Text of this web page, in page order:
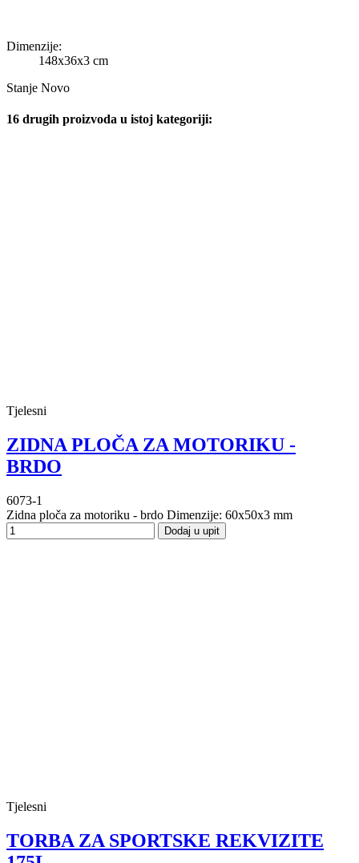
Dimenzije:
148x36x3 cm
Stanje Novo
16 drugih proizvoda u istoj kategoriji:
Tjelesni
ZIDNA PLOČA ZA MOTORIKU -
BRDO
6073-1
Zidna ploča za motoriku - brdo Dimenzije: 60x50x3 mm
Dodaj u upit
Tjelesni
TORBA ZA SPORTSKE REKVIZITE